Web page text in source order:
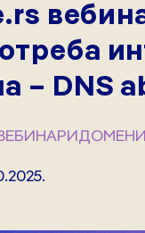
– DNS
ДОМЕНИ